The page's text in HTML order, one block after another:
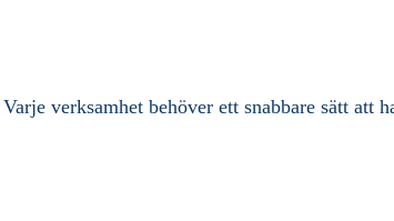
verksamhet behöver ett snabbare sätt att